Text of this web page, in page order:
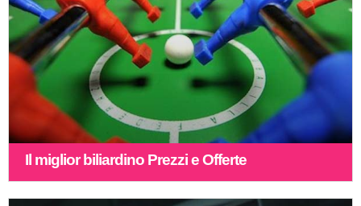
Il miglior biliardino Prezzi e Offerte